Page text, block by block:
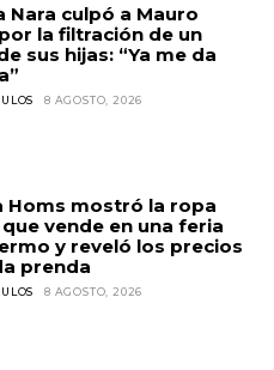
Nara culpó a Mauro
la filtración de un
sus hijas: “Ya me da
8 AGOSTO, 2026
Homs mostró la ropa
vende en una feria
y reveló los precios
prenda
8 AGOSTO, 2026